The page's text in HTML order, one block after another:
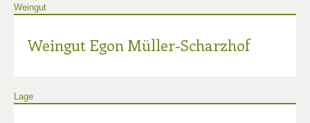
Weingut
Weingut Egon Müller-Scharzhof
Lage